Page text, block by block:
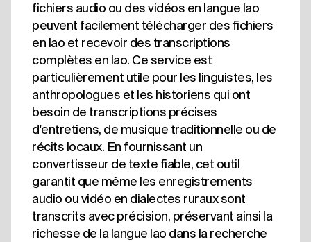
fichiers audio ou des vidéos en langue lao
peuvent facilement télécharger des fichiers
en lao et recevoir des transcriptions
complètes en lao. Ce service est
particulièrement utile pour les linguistes, les
anthropologues et les historiens qui ont
besoin de transcriptions précises
d'entretiens, de musique traditionnelle ou de
récits locaux. En fournissant un
convertisseur de texte fiable, cet outil
garantit que même les enregistrements
audio ou vidéo en dialectes ruraux sont
transcrits avec précision, préservant ainsi la
richesse de la langue lao dans la recherche